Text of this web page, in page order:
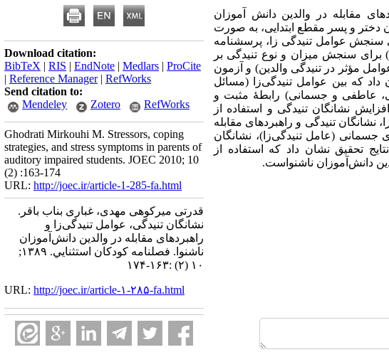
مقابله در والدین دانش آموزان
(100 پدر و 100 مادر) از دانش آموزان دختر و پسر مقطع ابتدایی، به صورت
شد. آزمونهای منابع تنیدگی (فردریک، گرین برگ و کریک، 1983) برای سنجش عوامل تنیدگی زا، پرسشنامه
راههای مقابله (لازاروس و فالکمن، 1984) و پرسشنامۀ نشانگان تنیدگی (سید خراسانی، 1377) برای سنجش میزان و نوع تنیدگی بر
مؤثر در تنیدگی والدین) و آزمون
داد که بین عوامل تنیدگی‌زا (مسائل
عاطفی و جسمانی) رابطۀ مثبت و
نشانگان تنیدگی و استفاده از
تنیدگی و راهبردهای مقابله
جسمانی (عامل تنیدگی‌زا)، نشانگان
نتایج تحقیق نشان داد که استفاده از
دانش‌آموزان ناشنواست.
Download citation:
BibTeX | RIS | EndNote | Medlars | ProCite
| Reference Manager| RefWorks
Send citation to:
Mendeley
Zotero RefWorks
Ghodrati Mirkouhi M. Stressors, coping
strategies, and stress symptoms in parents of
auditory impaired students. JOEC 2010; 10
(2) :163-174
URL: http://joec.ir/article-1-285-fa.html
قدرتی میرکوهی مهدی، غباری بناب باقر.
نشانگان تنیدگی، عوامل تنیدگی‌زا و
راهبردهای مقابله در والدین دانش‌آموزان
ناشنوا. فصلنامه كودكان استثنايي. ۱۳۸۹;
۱۰ (۲) :۱۶۳-۱۷۴
URL: http://joec.ir/article-۱-۲۸۵-fa.html